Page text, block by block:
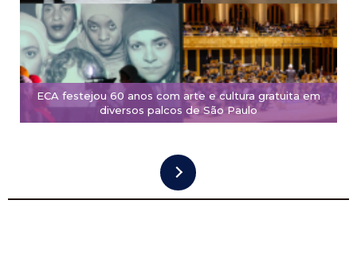
ECA festejou 60 anos com arte e cultura gratuita em
diversos palcos de São Paulo